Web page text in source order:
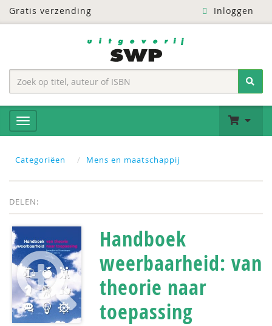
Gratis verzending Inloggen
Categoriëen Mens en maatschappij
DELEN:
Handboek
weerbaarheid: van
theorie naar
toepassing